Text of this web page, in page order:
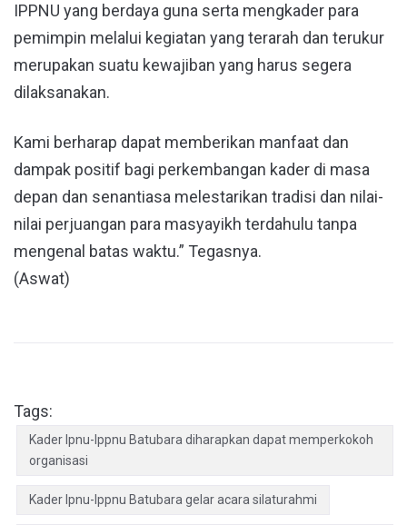
IPPNU yang berdaya guna serta mengkader para
pemimpin melalui kegiatan yang terarah dan terukur
merupakan suatu kewajiban yang harus segera
dilaksanakan.
Kami berharap dapat memberikan manfaat dan
dampak positif bagi perkembangan kader di masa
depan dan senantiasa melestarikan tradisi dan nilai-
nilai perjuangan para masyayikh terdahulu tanpa
mengenal batas waktu.” Tegasnya.
(Aswat)
Tags:
Kader Ipnu-Ippnu Batubara diharapkan dapat memperkokoh
organisasi
Kader Ipnu-Ippnu Batubara gelar acara silaturahmi